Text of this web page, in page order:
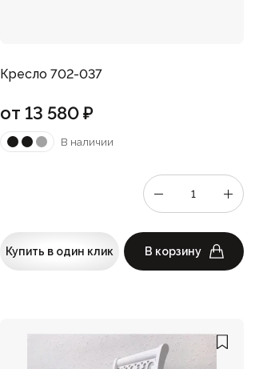
Кресло 702-037
от 13 580₽
В наличии
Купить в один клик В корзину